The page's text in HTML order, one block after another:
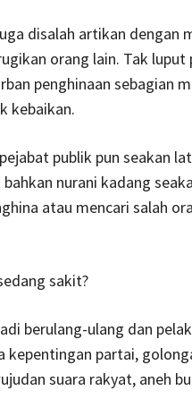
disalah artikan dengan
orang lain. Tak luput
penghinaan sebagian
kebaikan.
publik pun seakan
nurani kadang
atau mencari salah
sakit?
berulang-ulang dan
kepentingan partai,
suara rakyat, aneh